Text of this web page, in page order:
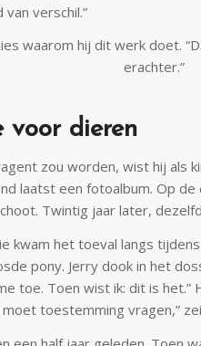
verschil.”
waarom hij dit werk doet.
erachter.”
voor dieren
zou worden, wist hij als
laatst een fotoalbum. Op
Twintig jaar later,
kwam het toeval langs
pony. Jerry dook in het
toe. Toen wist ik: dit is
moet toestemming vragen,”